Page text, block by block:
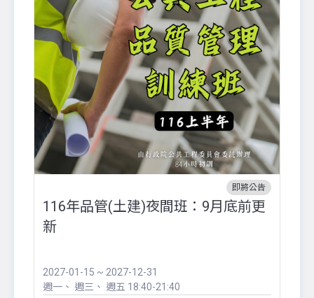
即將公告
116年品管(土建)夜間班：9月底前更
新
2027-01-15 ~ 2027-12-31
週一
週三 週五 18:40-21:40